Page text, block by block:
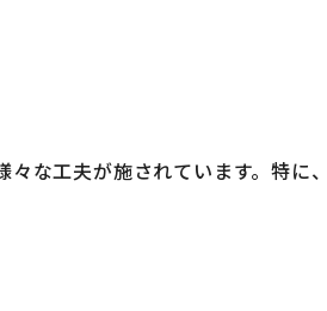
な工夫が施されています。特に